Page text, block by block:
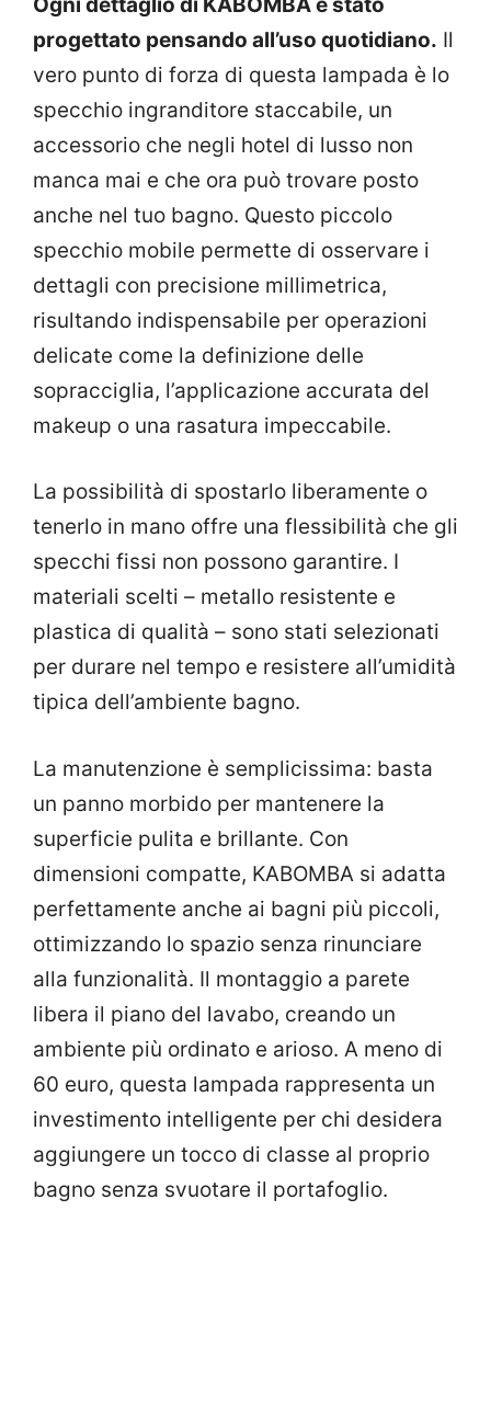
progettato pensando all’uso quotidiano. Il
vero punto di forza di questa lampada è lo
specchio ingranditore staccabile, un
accessorio che negli hotel di lusso non
manca mai e che ora può trovare posto
anche nel tuo bagno. Questo piccolo
specchio mobile permette di osservare i
dettagli con precisione millimetrica,
risultando indispensabile per operazioni
delicate come la definizione delle
sopracciglia, l’applicazione accurata del
makeup o una rasatura impeccabile.
La possibilità di spostarlo liberamente o
tenerlo in mano offre una flessibilità che gli
specchi fissi non possono garantire. I
materiali scelti – metallo resistente e
plastica di qualità – sono stati selezionati
per durare nel tempo e resistere all’umidità
tipica dell’ambiente bagno.
La manutenzione è semplicissima: basta
un panno morbido per mantenere la
superficie pulita e brillante. Con
dimensioni compatte, KABOMBA si adatta
perfettamente anche ai bagni più piccoli,
ottimizzando lo spazio senza rinunciare
alla funzionalità. Il montaggio a parete
libera il piano del lavabo, creando un
ambiente più ordinato e arioso. A meno di
60 euro, questa lampada rappresenta un
investimento intelligente per chi desidera
aggiungere un tocco di classe al proprio
bagno senza svuotare il portafoglio.